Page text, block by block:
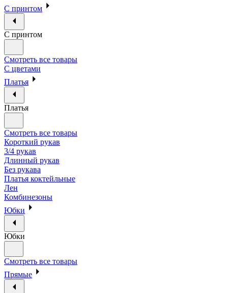
С принтом
С принтом
Смотреть все товары
С цветами
Платья
Платья
Смотреть все товары
Короткий рукав
3/4 рукав
Длинный рукав
Без рукава
Платья коктейльные
Лен
Комбинезоны
Юбки
Юбки
Смотреть все товары
Прямые